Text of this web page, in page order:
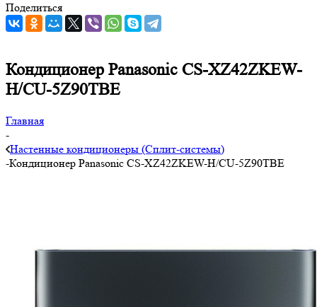
Поделиться
Кондиционер Panasonic CS-XZ42ZKEW-
H/CU-5Z90TBE
Главная
-
Настенные кондиционеры (Сплит-системы)
-Кондиционер Panasonic CS-XZ42ZKEW-H/CU-5Z90TBE